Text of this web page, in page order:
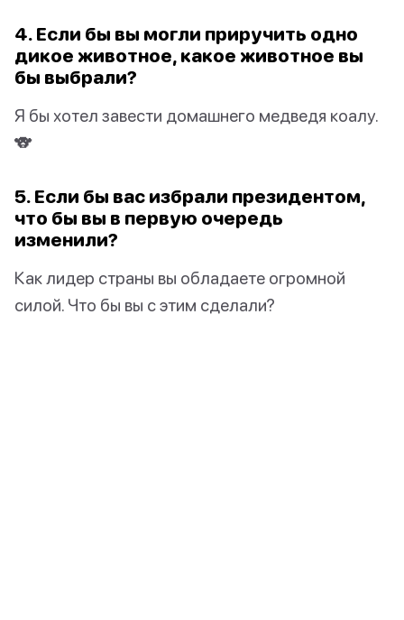
4. Если бы вы могли приручить одно
дикое животное, какое животное вы
бы выбрали?
Я бы хотел завести домашнего медведя коалу.
🐨
5. Если бы вас избрали президентом,
что бы вы в первую очередь
изменили?
Как лидер страны вы обладаете огромной
силой. Что бы вы с этим сделали?